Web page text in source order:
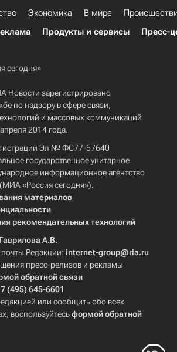
Экономика В мире
Продукты и сервисы Пресс-
сегодня»
Новости зарегистрировано
по надзору в сфере связи,
и массовых коммуникаций
2014 года.
Эл № ФС77-57640
государственное унитарное
информационное агентство
(МИА «Россия сегодня»).
материалов
рекомендательных технологий
Гаврилова А.В.
Редакции: internet-group@ria.ru
пресс-релизов и рекламы
обратной связи
7 (495) 645-6601
или сообщить обо всех
воспользуйтесьформой обратной